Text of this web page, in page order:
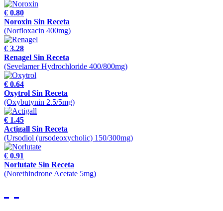
€ 0.80
Noroxin Sin Receta
(Norfloxacin 400mg)
€ 3.28
Renagel Sin Receta
(Sevelamer Hydrochloride 400/800mg)
€ 0.64
Oxytrol Sin Receta
(Oxybutynin 2.5/5mg)
€ 1.45
Actigall Sin Receta
(Ursodiol (ursodeoxycholic) 150/300mg)
€ 0.91
Norlutate Sin Receta
(Norethindrone Acetate 5mg)